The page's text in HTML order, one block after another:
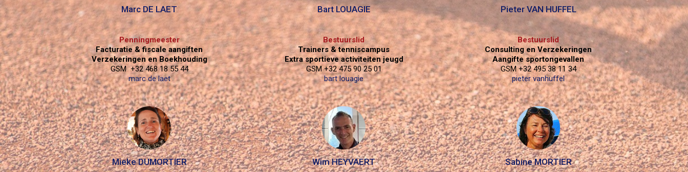
Marc DE LAET
Penningmeester
Facturatie & fiscale aangiften
Verzekeringen en Boekhouding
GSM +32 468 18 55 44
marc de laet
Bart LOUAGIE
Bestuurslid
Trainers & tenniscampus
Extra sportieve activiteiten jeugd
GSM +32 475 90 25 01
bart louagie
Pieter VAN HUFFEL
Bestuurslid
Consulting en Verzekeringen
Aangifte sportongevallen
GSM +32 495 38 11 34
pieter vanhuffel
Mieke DUMORTIER Wim HEYVAERT Sabine MORTIER